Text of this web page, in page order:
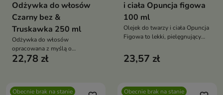
Odżywka do włosów
Czarny bez &
Truskawka 250 ml
Odżywka do włosów
opracowana z myślą o
pielęgnacji włosów matowych,
22,78 zł
i ciała Opuncja figowa
100 ml
Olejek do twarzy i ciała Opuncja
Figowa to lekki, pielęgnujący
wygładza skórę. Zapewnia
komfort bez uczucia tłustości,
figowej
23,57 zł
Obecnie brak na stanie Obecnie brak na stanie